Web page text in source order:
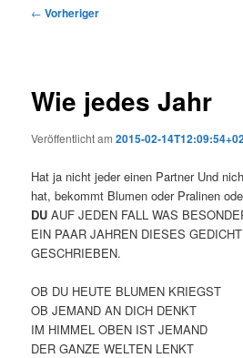
Beitragsnavigation
← Vorheriger
Wie jedes Jahr
Veröffentlicht am2015-02-
Hat ja nicht jeder einen Partner Und
hat, bekommt Blumen oder Pralinen
DU AUF JEDEN FALL WAS
EIN PAAR JAHREN DIESES
GESCHRIEBEN.
OB DU HEUTE BLUMEN KRIEGST
OB JEMAND AN DICH DENKT
IM HIMMEL OBEN IST JEMAND
DER GANZE WELTEN LENKT